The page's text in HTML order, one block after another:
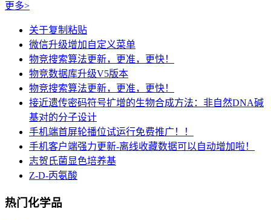
更多>
关于复制粘贴
微信升级增加自定义菜单
物竞搜索算法更新，更准，更快！
物竞数据库升级V5版本
物竞搜索算法更新，更准，更快！
接近遗传密码符号扩增的生物合成方法：非自然DNA碱
基对的分子设计
手机端首屏轮播位试运行免费推广！！
手机客户端强力更新-离线收藏数据可以自动增加啦！
志贺氏菌显色培养基
Z-D-丙氨酸
热门化学品